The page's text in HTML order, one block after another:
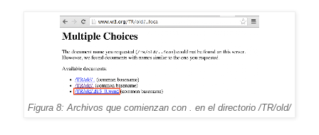
Figura 8: Archivos que comienzan con . en el directorio /TR/old/